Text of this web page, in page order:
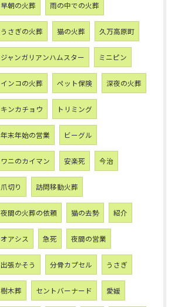
早朝の火葬 雨の中での火葬
うさぎの火葬 猫の火葬 久万高原町
ジャンガリアンハムスター ミニピン
インコの火葬 ペット保険 深夜の火葬
キンカチョウ トリミング
年末年始の営業 ビーグル
ワニのカイマン 安楽死 今治
爪切り 訪問移動火葬
夜間の火葬の依頼 猫の去勢 紹介
オアシス 急死 夜間の営業
出張かそう 分骨カプセル うさぎ
樹木葬 セントバーナード 愛媛